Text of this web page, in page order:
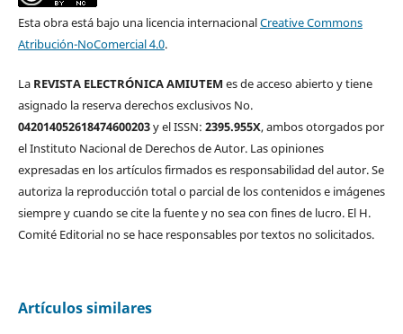
Esta obra está bajo una licencia internacionalCreative Commons
Atribución-NoComercial 4.0.
La REVISTA ELECTRÓNICA AMIUTEM es de acceso abierto y tiene
asignado la reserva derechos exclusivos No.
042014052618474600203y el ISSN: 2395.955X, ambos otorgados por
el Instituto Nacional de Derechos de Autor. Las opiniones
expresadas en los artículos firmados es responsabilidad del autor. Se
autoriza la reproducción total o parcial de los contenidos e imágenes
siempre y cuando se cite la fuente y no sea con fines de lucro. El H.
Comité Editorial no se hace responsables por textos no solicitados.
Artículos similares